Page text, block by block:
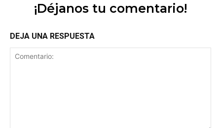
¡Déjanos tu comentario!
DEJA UNA RESPUESTA